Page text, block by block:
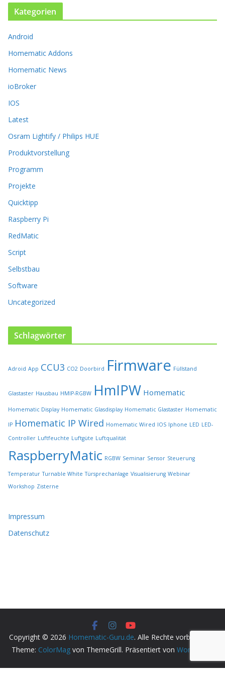
.
e
p
t
o
n
n
k
n
e
n
u
f
e
r
r
d
u
e
t
e
w
h
l
t
w
e
d
n
Kategorien
Android
Homematic Addons
Homematic News
ioBroker
IOS
Latest
Osram Lightify / Philips HUE
Produktvorstellung
Programm
Projekte
Quicktipp
Raspberry Pi
RedMatic
Script
Selbstbau
Software
Uncategorized
Schlagwörter
Adroid App CCU3 CO2 Doorbird Firmware Füllstand
Glastaster Hausbau HMIP-RGBW HmIPW Homematic
Homematic Display Homematic Glasdisplay Homematic Glastaster Homematic
IP Homematic IP Wired Homematic Wired IOS Iphone LED LED-
Controller Luftfeuchte Luftgüte Luftqualität
RaspberryMatic RGBW Seminar Sensor Steuerung
Temperatur Turnable White Türsprechanlage Visualisierung Webinar
Workshop Zisterne
Impressum
Datenschutz
Copyright © 2026 Homematic-Guru.de. Alle Rechte vorbehalten.
Theme: ColorMagvon ThemeGrill. Präsentiert von WordPress